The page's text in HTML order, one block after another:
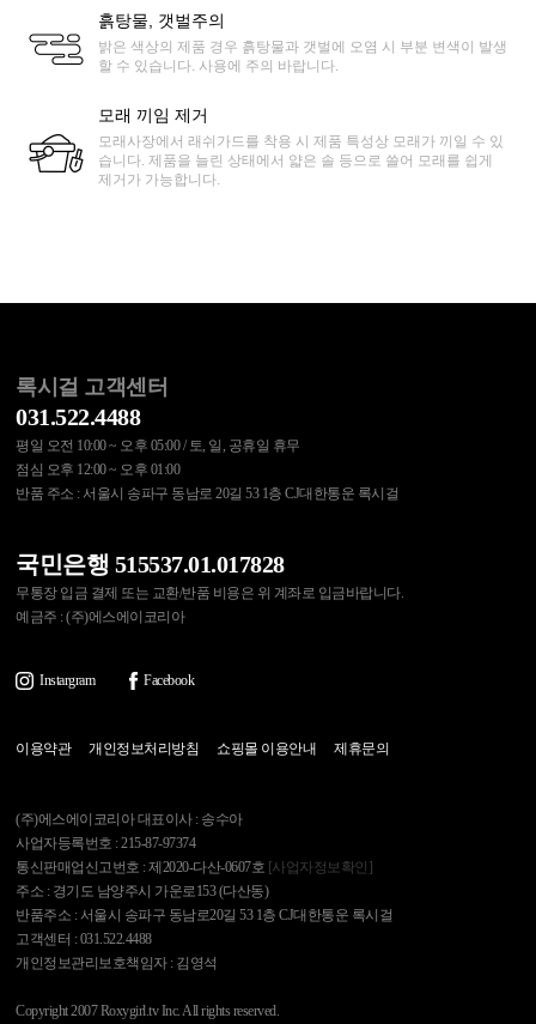
흙탕물, 갯벌주의
밝은 색상의 제품 경우 흙탕물과 갯벌에 오염 시 부분 변색이 발생
할 수 있습니다. 사용에 주의 바랍니다.
모래 끼임 제거
모래사장에서 래쉬가드를 착용 시 제품 특성상 모래가 끼일 수 있
습니다. 제품을 늘린 상태에서 얇은 솔 등으로 쓸어 모래를 쉽게
제거가 가능합니다.
록시걸 고객센터
031.522.4488
평일 오전 10:00 ~ 오후 05:00 / 토, 일, 공휴일 휴무
점심 오후 12:00 ~ 오후 01:00
반품 주소 : 서울시 송파구 동남로 20길 53 1층 CJ대한통운 록시걸
국민은행 515537.01.017828
무통장 입금 결제 또는 교환/반품 비용은 위 계좌로 입금바랍니다.
예금주 : (주)에스에이코리아
Instargram Facebook
이용약관 개인정보처리방침 쇼핑몰 이용안내 제휴문의
(주)에스에이코리아 대표이사 : 송수아
사업자등록번호 : 215-87-97374
통신판매업신고번호 : 제2020-다산-0607호 [사업자정보확인]
주소 : 경기도 남양주시 가운로153 (다산동)
반품주소 : 서울시 송파구 동남로20길 53 1층 CJ대한통운 록시걸
고객센터 : 031.522.4488
개인정보관리보호책임자 : 김영석
Copyright 2007 Roxygirl.tv Inc. All rights reserved.